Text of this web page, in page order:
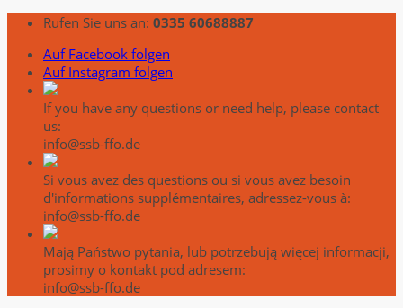
Rufen Sie uns an: 0335 60688887
Auf Facebook folgen
Auf Instagram folgen
If you have any questions or need help, please contact
us:
info@ssb-ffo.de
Si vous avez des questions ou si vous avez besoin
d'informations supplémentaires, adressez-vous à:
info@ssb-ffo.de
Mają Państwo pytania, lub potrzebują więcej informacji,
prosimy o kontakt pod adresem:
info@ssb-ffo.de